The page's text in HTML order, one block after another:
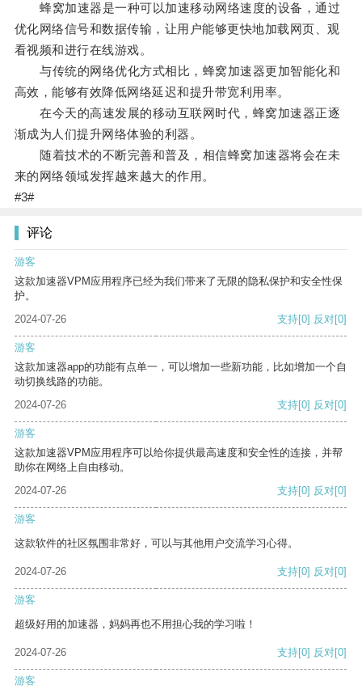
蜂窝加速器是一种可以加速移动网络速度的设备，通过
优化网络信号和数据传输，让用户能够更快地加载网页、观
看视频和进行在线游戏。
与传统的网络优化方式相比，蜂窝加速器更加智能化和
高效，能够有效降低网络延迟和提升带宽利用率。
在今天的高速发展的移动互联网时代，蜂窝加速器正逐
渐成为人们提升网络体验的利器。
随着技术的不断完善和普及，相信蜂窝加速器将会在未
来的网络领域发挥越来越大的作用。
#3#
评论
游客
这款加速器VPM应用程序已经为我们带来了无限的隐私保护和安全性保
护。
2024-07-26
支持[0] 反对[0]
游客
这款加速器app的功能有点单一，可以增加一些新功能，比如增加一个自
动切换线路的功能。
2024-07-26
支持[0] 反对[0]
游客
这款加速器VPM应用程序可以给你提供最高速度和安全性的连接，并帮
助你在网络上自由移动。
2024-07-26
支持[0] 反对[0]
游客
这款软件的社区氛围非常好，可以与其他用户交流学习心得。
2024-07-26 支持[0] 反对[0]
游客
超级好用的加速器，妈妈再也不用担心我的学习啦！
2024-07-26 支持[0] 反对[0]
游客